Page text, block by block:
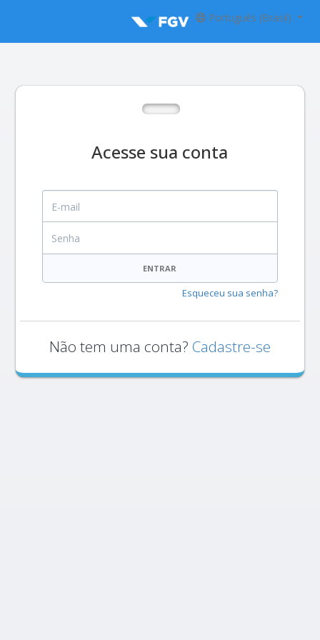
Português (Brasil)
Acesse sua conta
E-mail
ENTRAR
Esqueceu sua senha?
Não tem uma conta? Cadastre-se